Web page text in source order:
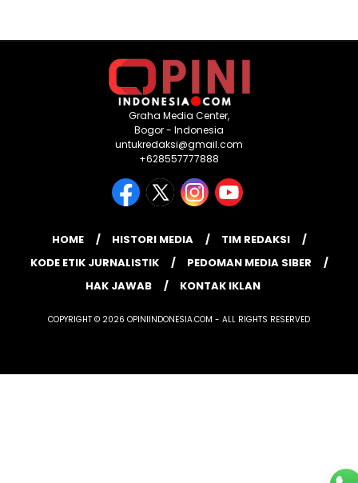
Graha Media Center,
Bogor - Indonesia
untukredaksi@gmail.com
+628557777888
HOME HISTORI MEDIA
TIM REDAKSI
KODE ETIK JURNALISTIK
PEDOMAN MEDIA SIBER
HAK JAWAB
KONTAK IKLAN
COPYRIGHT © 2026 OPINIINDONESIA.COM - ALL RIGHTS RESERVED